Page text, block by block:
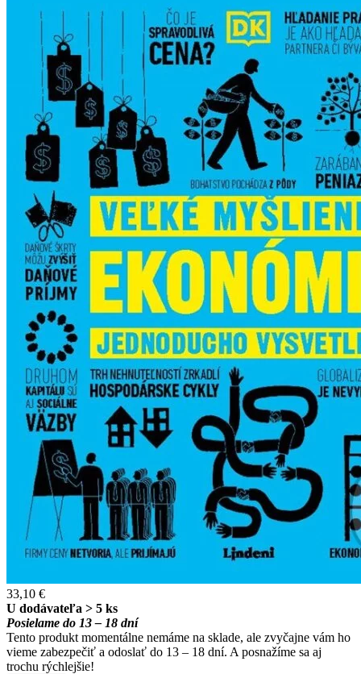
33,10 €
U dodávateľa > 5 ks
Posielame do 13 – 18 dní
Tento produkt momentálne nemáme na sklade, ale zvyčajne vám ho
vieme zabezpečiť a odoslať do 13 – 18 dní. A posnažíme sa aj
trochu rýchlejšie!